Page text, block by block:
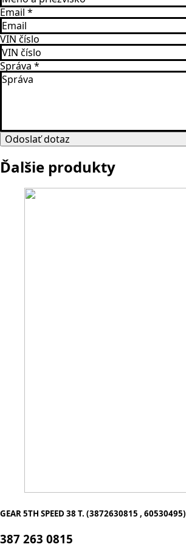
Email *
VIN číslo
Správa *
Odoslať dotaz
Ďalšie produkty
GEAR 5TH SPEED 38 T. (3872630815 , 60530495)
387 263 0815